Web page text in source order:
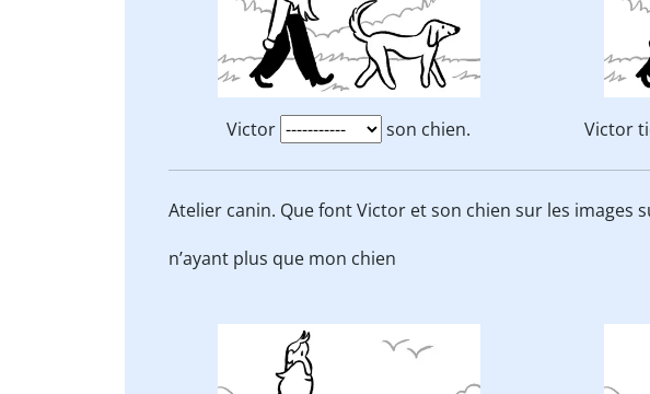
Victor son chien. Victor
Atelier canin. Que font Victor et son chien sur les images
n’ayant plus que mon chien